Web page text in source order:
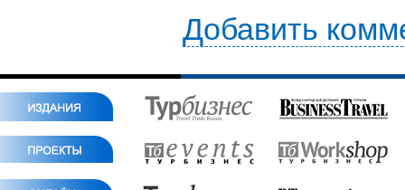
Добавить